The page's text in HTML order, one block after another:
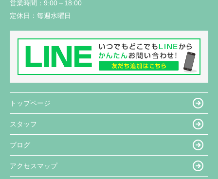
営業時間： 9:00～18:00
定休日： 毎週水曜日
トップページ
スタッフ
ブログ
アクセスマップ